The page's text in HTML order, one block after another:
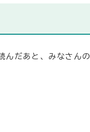
んだあと、みなさんの